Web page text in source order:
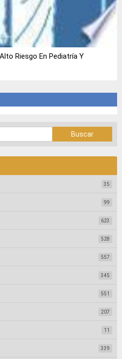
Riesgo En Pediatría Y
35
99
623
528
557
345
551
207
11
339